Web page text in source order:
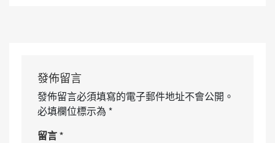
發佈留言
發佈留言必須填寫的電子郵件地址不會公開。
必填欄位標示為 *
留言*